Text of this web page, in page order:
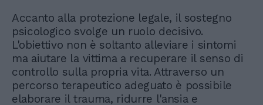
Accanto alla protezione legale, il sostegno
psicologico svolge un ruolo decisivo.
L'obiettivo non è soltanto alleviare i sintomi
ma aiutare la vittima a recuperare il senso di
controllo sulla propria vita. Attraverso un
percorso terapeutico adeguato è possibile
elaborare il trauma, ridurre l'ansia e